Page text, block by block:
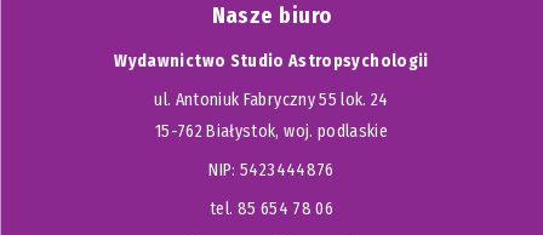
Nasze biuro
Wydawnictwo Studio Astropsychologii
ul. Antoniuk Fabryczny 55 lok. 24
15-762 Białystok, woj. podlaskie
NIP: 5423444876
tel. 85 654 78 06